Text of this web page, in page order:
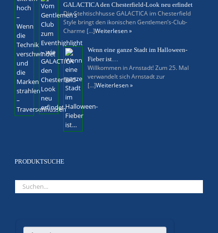
GALACTICA den Chesterfield-Look neu erfindet
Die Stehtischhusse GALACTICA im Chesterfield
Style bringt den ikonischen Gentlemen’s-Club-
Charme [...]Weiterlesen »
Wenn eine ganze Stadt im Halloween-
Fieber ist…
Willkommen in Arnstadt! Zum 25. Mal
verwandelt sich Arnstadt zur
[...]Weiterlesen »
PRODUKTSUCHE